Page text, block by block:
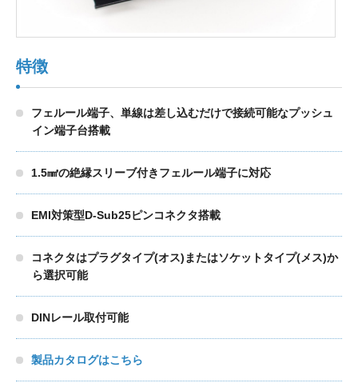
個人情報保護方針
特徴
フェルール端子、単線は差し込むだけで接続可能なプッシュ
イン端子台搭載
1.5㎟の絶縁スリーブ付きフェルール端子に対応
EMI対策型D-Sub25ピンコネクタ搭載
コネクタはプラグタイプ(オス)またはソケットタイプ(メス)か
ら選択可能
DINレール取付可能
製品カタログはこちら